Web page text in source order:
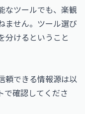
なツールでも、楽観
ません。ツール選び
分けるということ
頼できる情報源は以
で確認してくださ